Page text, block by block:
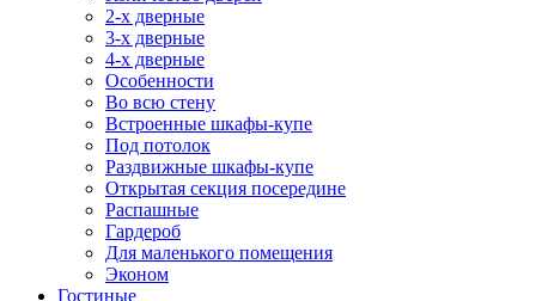
2-х дверные
3-х дверные
4-х дверные
Особенности
Во всю стену
Встроенные шкафы-купе
Под потолок
Раздвижные шкафы-купе
Открытая секция посередине
Распашные
Гардероб
Для маленького помещения
Эконом
Гостиные